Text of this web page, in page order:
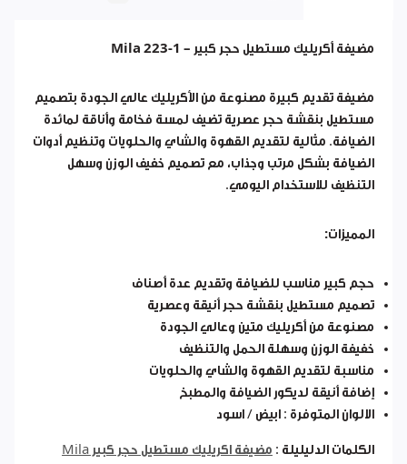
مضيفة أكريليك مستطيل حجر كبير – Mila 223-1
مضيفة تقديم كبيرة مصنوعة من الأكريليك عالي الجودة بتصميم
مستطيل بنقشة حجر عصرية تضيف لمسة فخامة وأناقة لمائدة
الضيافة. مثالية لتقديم القهوة والشاي والحلويات وتنظيم أدوات
الضيافة بشكل مرتب وجذاب، مع تصميم خفيف الوزن وسهل
التنظيف للاستخدام اليومي.
المميزات:
حجم كبير مناسب للضيافة وتقديم عدة أصناف
تصميم مستطيل بنقشة حجر أنيقة وعصرية
مصنوعة من أكريليك متين وعالي الجودة
خفيفة الوزن وسهلة الحمل والتنظيف
مناسبة لتقديم القهوة والشاي والحلويات
إضافة أنيقة لديكور الضيافة والمطبخ
الالوان المتوفرة : ابيض / اسود
الكلمات الدليليلة :
مضيفة اكريليك مستطيل حجر كبير Mila